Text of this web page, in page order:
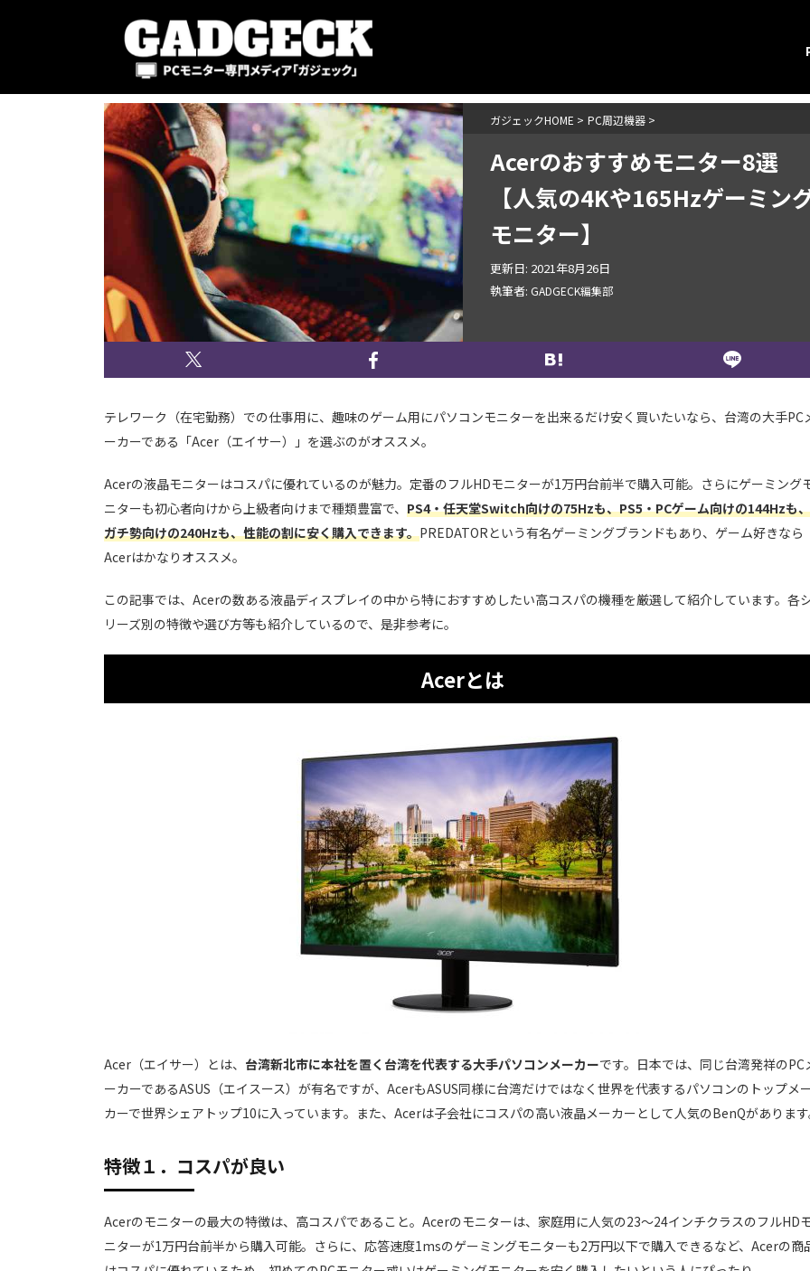
ガジェックHOME > PC周辺機器 >
Acerのおすすめモニター8選
【人気の4Kや165Hzゲーミン
モニター】
更新日: 2021年8月26日
執筆者: GADGECK編集部
テレワーク（在宅勤務）での仕事用に、趣味のゲーム用にパソコンモニターを出来るだけ安く買いたいなら、台湾の大手PC
ーカーである「Acer（エイサー）」を選ぶのがオススメ。
Acerの液晶モニターはコスパに優れているのが魅力。定番のフルHDモニターが1万円台前半で購入可能。さらにゲーミング
ニターも初心者向けから上級者向けまで種類豊富で、 PS4・任天堂Switch向けの75Hzも、PS5・PCゲーム向けの144Hzも、
ガチ勢向けの240Hzも、性能の割に安く購入できます。PREDATORという有名ゲーミングブランドもあり、ゲーム好きなら
Acerはかなりオススメ。
この記事では、Acerの数ある液晶ディスプレイの中から特におすすめしたい高コスパの機種を厳選して紹介しています。各
リーズ別の特徴や選び方等も紹介しているので、是非参考に。
Acerとは
Acer（エイサー）とは、 台湾新北市に本社を置く台湾を代表する大手パソコンメーカーです。日本では、同じ台湾発祥のPC
ーカーであるASUS（エイスース）が有名ですが、AcerもASUS同様に台湾だけではなく世界を代表するパソコンのトップメ
カーで世界シェアトップ10に入っています。また、Acerは子会社にコスパの高い液晶メーカーとして人気のBenQがあります
特徴１．コスパが良い
Acerのモニターの最大の特徴は、高コスパであること。Acerのモニターは、家庭用に人気の23～24インチクラスのフルHD
ニターが1万円台前半から購入可能。さらに、応答速度1msのゲーミングモニターも2万円以下で購入できるなど、Acerの商